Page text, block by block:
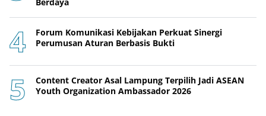
Berdaya
Forum Komunikasi Kebijakan Perkuat Sinergi
Perumusan Aturan Berbasis Bukti
Content Creator Asal Lampung Terpilih Jadi ASEAN
Youth Organization Ambassador 2026